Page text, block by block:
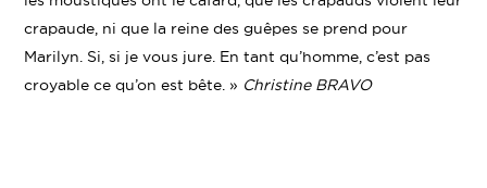
crapaude, ni que la reine des guêpes se prend pour
Marilyn. Si, si je vous jure. En tant qu’homme, c’est pas
croyable ce qu’on est bête. » Christine BRAVO